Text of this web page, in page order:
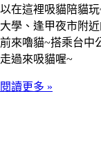
以在這裡吸貓陪貓
大學、逢甲夜市附
前來嚕貓~搭乘台中
走過來吸貓喔~
閱讀更多 »